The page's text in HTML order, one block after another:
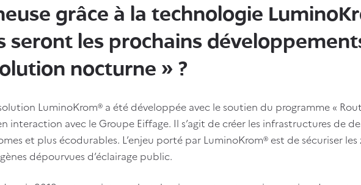
grâce à la technologie
seront les prochains
nocturne » ?
LuminoKrom® a été développée avec le soutien du programme «
interaction avec le Groupe Eiffage. Il s’agit de créer les infrastructures de
et plus écodurables. L’enjeu porté par LuminoKrom® est de sécuriser les
dépourvues d’éclairage public.